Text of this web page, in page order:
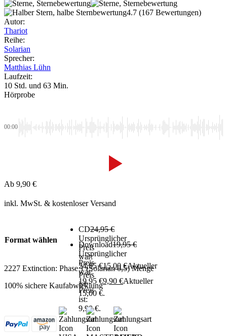
4.7 (167 Bewertungen)
Autor:
Thariot
Reihe:
Solarian
Sprecher:
Matthias Lühn
Laufzeit:
10 Std. und 63 Min.
Hörprobe
00:00
Ab 9,90 €
inkl. MwSt. & kostenloser Versand
Format wählen
CD24,95€
Ursprünglicher
Preis
war:
24,95 €15,00 €Aktueller
Preis
ist:
15,00 €.
Download19,95€
Ursprünglicher
Preis
war:
19,95 €9,90 €Aktueller
Preis
ist:
9,90 €.
2227 Extinction: Phase 1 (Solarian 0,5) Menge
100% sichere Kaufabwicklung